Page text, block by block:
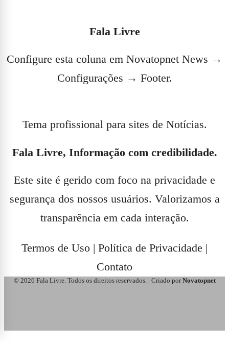
Fala Livre
Configure esta coluna em Novatopnet News →
Configurações → Footer.
Tema profissional para sites de Notícias.
Fala Livre, Informação com credibilidade.
Este site é gerido com foco na privacidade e
segurança dos nossos usuários. Valorizamos a
transparência em cada interação.
Termos de Uso | Política de Privacidade |
Contato
© 2026 Fala Livre. Todos os direitos reservados. | Criado porNovatopnet